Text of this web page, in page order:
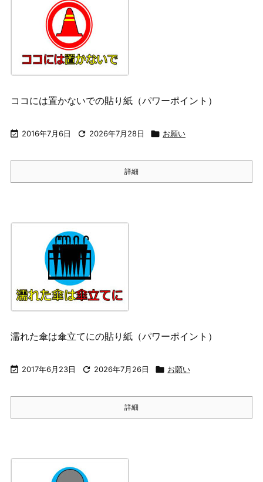
ココには置かないでの貼り紙（パワーポイント）
 2016年7月6日  2026年7月28日  お願い
詳細
濡れた傘は傘立てにの貼り紙（パワーポイント）
 2017年6月23日  2026年7月26日  お願い
詳細